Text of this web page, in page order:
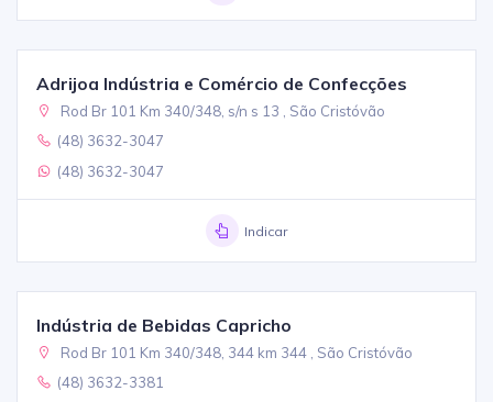
Adrijoa Indústria e Comércio de Confecções
Rod Br 101 Km 340/348, s/n s 13 , São Cristóvão
(48) 3632-3047
(48) 3632-3047
Indicar
Indústria de Bebidas Capricho
Rod Br 101 Km 340/348, 344 km 344 , São Cristóvão
(48) 3632-3381